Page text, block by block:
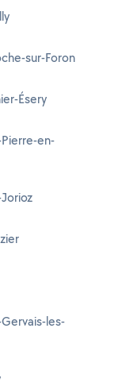
sur-Foron
Ésery
en-
les-